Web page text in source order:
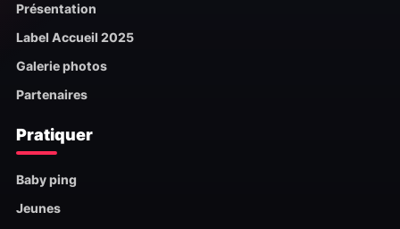
Présentation
Label Accueil 2025
Galerie photos
Partenaires
Pratiquer
Baby ping
Jeunes